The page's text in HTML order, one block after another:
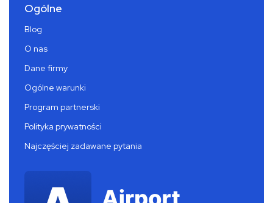
Ogólne
Blog
O nas
Dane firmy
Ogólne warunki
Program partnerski
Polityka prywatności
Najczęściej zadawane pytania